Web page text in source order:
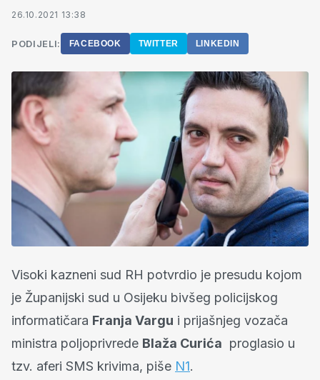
26.10.2021 13:38
PODIJELI: FACEBOOK TWITTER LINKEDIN
Visoki kazneni sud RH potvrdio je presudu kojom
je Županijski sud u Osijeku bivšeg policijskog
informatičara Franja Vargu i prijašnjeg vozača
ministra poljoprivrede Blaža Curića proglasio u
tzv. aferi SMS krivima, piše N1.